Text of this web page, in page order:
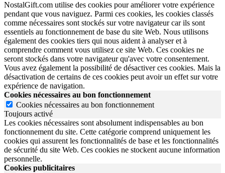
NostalGift.com utilise des cookies pour améliorer votre expérience
pendant que vous naviguez. Parmi ces cookies, les cookies classés
comme nécessaires sont stockés sur votre navigateur car ils sont
essentiels au fonctionnement de base du site Web. Nous utilisons
également des cookies tiers qui nous aident à analyser et à
comprendre comment vous utilisez ce site Web. Ces cookies ne
seront stockés dans votre navigateur qu'avec votre consentement.
Vous avez également la possibilité de désactiver ces cookies. Mais la
désactivation de certains de ces cookies peut avoir un effet sur votre
expérience de navigation.
Cookies nécessaires au bon fonctionnement
Cookies nécessaires au bon fonctionnement
Toujours activé
Les cookies nécessaires sont absolument indispensables au bon
fonctionnement du site. Cette catégorie comprend uniquement les
cookies qui assurent les fonctionnalités de base et les fonctionnalités
de sécurité du site Web. Ces cookies ne stockent aucune information
personnelle.
Cookies publicitaires